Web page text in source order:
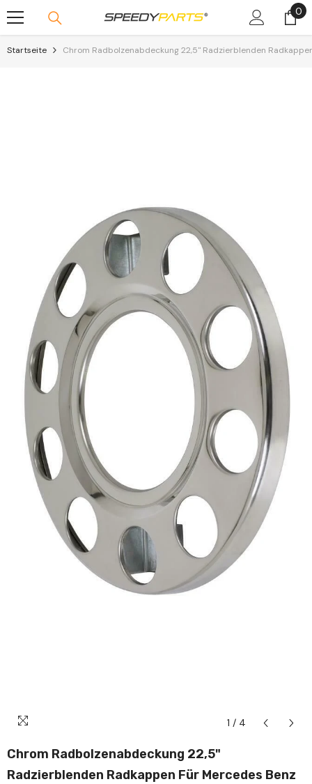
Skip To Content 00
Startseite Chrom Radbolzenabdeckung 22,5" Radzierblenden
1 / 4
Chrom Radbolzenabdeckung 22,5"
Radzierblenden Radkappen Für Mercedes Benz